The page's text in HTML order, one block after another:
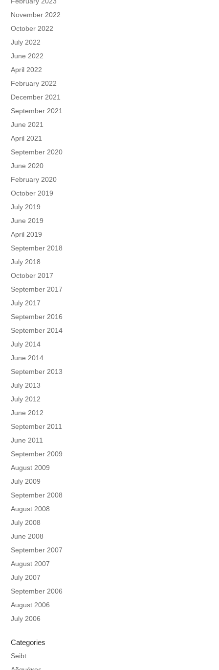
November 2022
October 2022
July 2022
June 2022
April 2022
February 2022
December 2021
September 2021
June 2021
April 2021
September 2020
June 2020
February 2020
October 2019
July 2019
June 2019
April 2019
September 2018
July 2018
October 2017
September 2017
July 2017
September 2016
September 2014
July 2014
June 2014
September 2013
July 2013
July 2012
June 2012
September 2011
June 2011
September 2009
August 2009
July 2009
September 2008
August 2008
July 2008
June 2008
September 2007
August 2007
July 2007
September 2006
August 2006
July 2006
Categories
Seibt